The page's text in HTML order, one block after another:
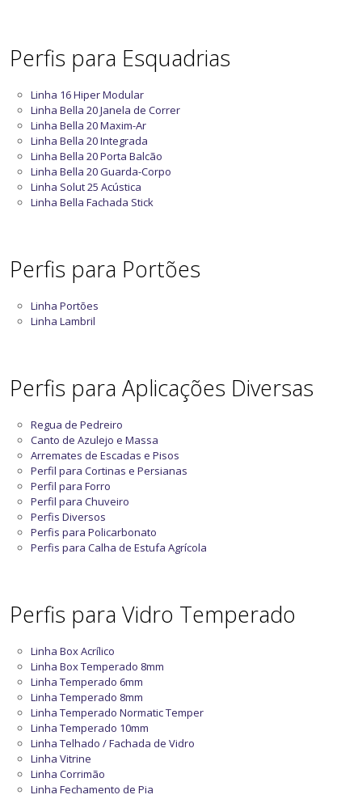
Perfis para Esquadrias
Linha 16 Hiper Modular
Linha Bella 20 Janela de Correr
Linha Bella 20 Maxim-Ar
Linha Bella 20 Integrada
Linha Bella 20 Porta Balcão
Linha Bella 20 Guarda-Corpo
Linha Solut 25 Acústica
Linha Bella Fachada Stick
Perfis para Portões
Linha Portões
Linha Lambril
Perfis para Aplicações Diversas
Regua de Pedreiro
Canto de Azulejo e Massa
Arremates de Escadas e Pisos
Perfil para Cortinas e Persianas
Perfil para Forro
Perfil para Chuveiro
Perfis Diversos
Perfis para Policarbonato
Perfis para Calha de Estufa Agrícola
Perfis para Vidro Temperado
Linha Box Acrílico
Linha Box Temperado 8mm
Linha Temperado 6mm
Linha Temperado 8mm
Linha Temperado Normatic Temper
Linha Temperado 10mm
Linha Telhado / Fachada de Vidro
Linha Vitrine
Linha Corrimão
Linha Fechamento de Pia